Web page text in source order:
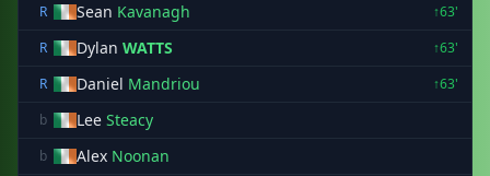
R
Sean Kavanagh
↑63'
R
Dylan WATTS
↑63'
R
Daniel Mandriou
↑63'
b
Lee Steacy
b Alex Noonan